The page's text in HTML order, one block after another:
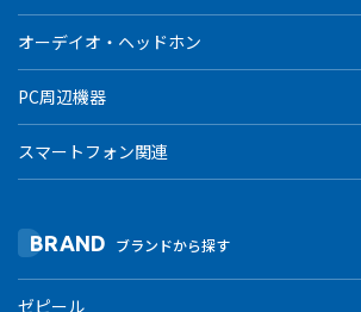
オーデイオ・ヘッドホン
PC周辺機器
スマートフォン関連
BRAND ブランドから探す
ゼピール